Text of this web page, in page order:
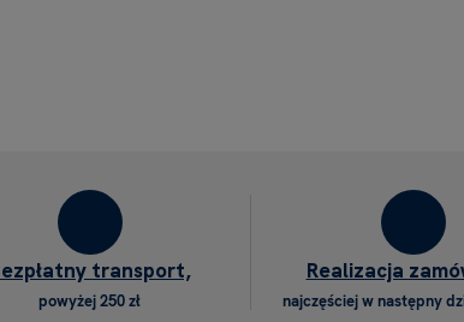
transport,
powyżej 250 zł
Realizacja
najczęściej w następny